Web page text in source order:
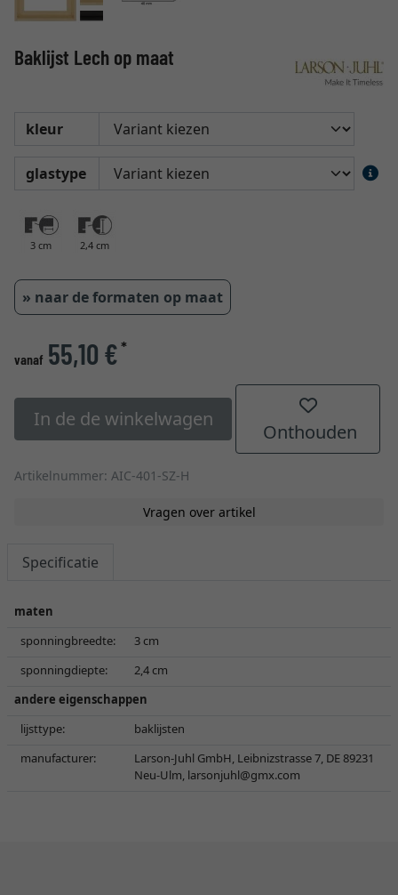
Baklijst Lech op maat
kleur
glastype
3 cm 2,4 cm
» naar de formaten op maat
vanaf 55,10 €*
In de de winkelwagen
Onthouden
Artikelnummer: AIC-401-SZ-H
Vragen over artikel
Specificatie
maten
sponningbreedte:
3 cm
sponningdiepte:
2,4 cm
andere eigenschappen
lijsttype:
baklijsten
manufacturer:
Larson-Juhl GmbH, Leibnizstrasse 7, DE 89231
Neu-Ulm, larsonjuhl@gmx.com